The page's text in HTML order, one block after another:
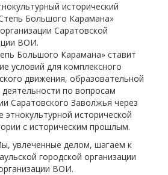
исторический
Большого Карамана»
Саратовской
ВОИ.
Большого Карамана» ставит
условий для комплексного
движения, образовательной
по вопросам
Саратовского Заволжья через
этнокультурной исторической
с историческим прошлым.
увлеченные делом, шагаем к
городской организации
ВОИ.